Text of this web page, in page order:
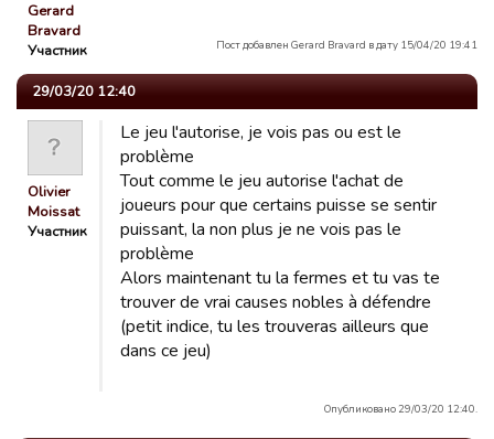
Gerard
Bravard
Участник
Пост добавлен Gerard Bravard в дату 15/04/20 19:41
29/03/20 12:40
Olivier
Moissat
Участник
Le jeu l'autorise, je vois pas ou est le
problème
Tout comme le jeu autorise l'achat de
joueurs pour que certains puisse se sentir
puissant, la non plus je ne vois pas le
problème
Alors maintenant tu la fermes et tu vas te
trouver de vrai causes nobles à défendre
(petit indice, tu les trouveras ailleurs que
dans ce jeu)
Опубликовано 29/03/20 12:40.